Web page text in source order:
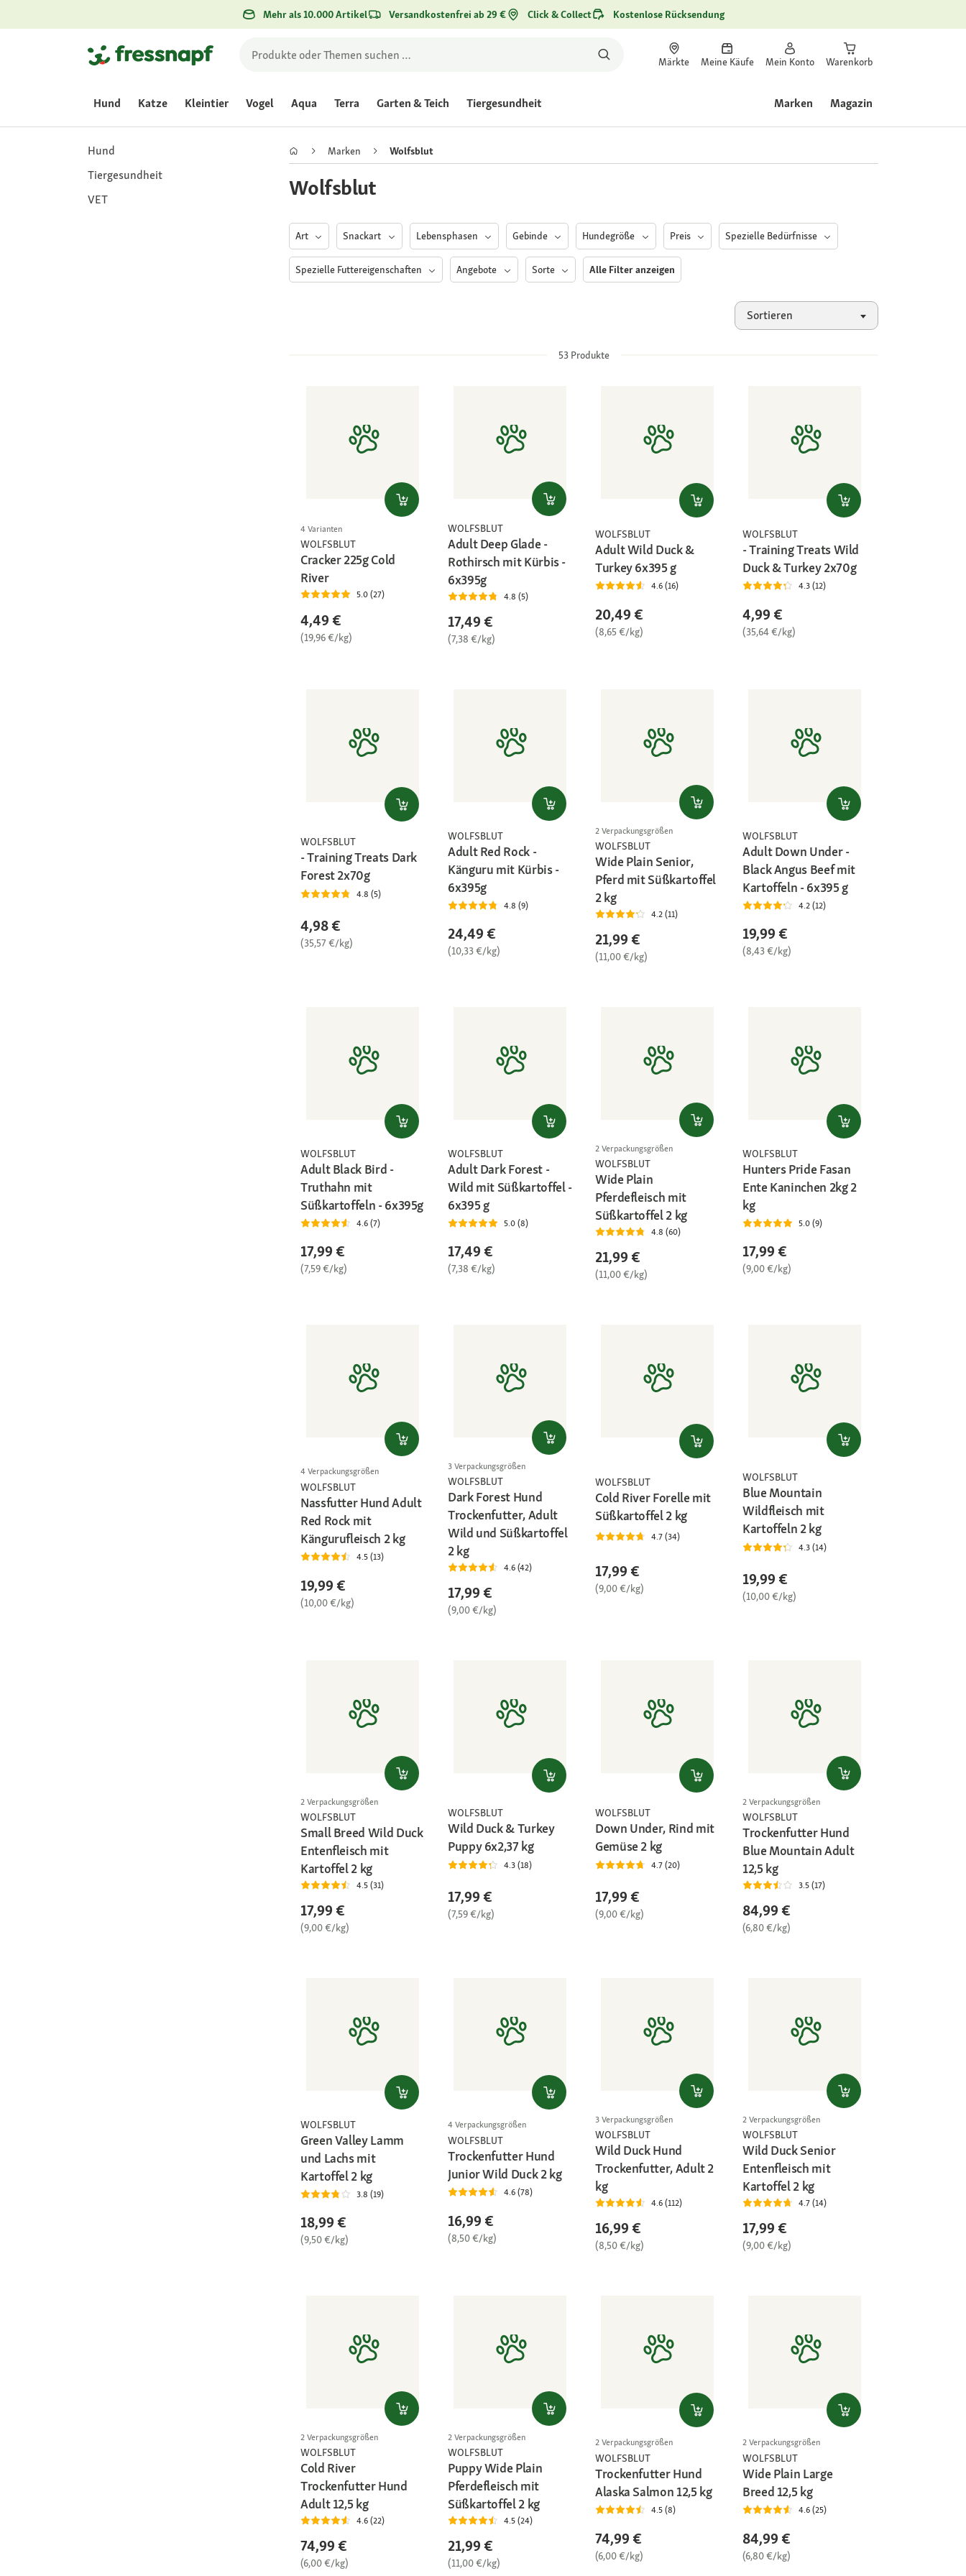
Mehr als 10.000 Artikel Versandkostenfrei ab 29 € Click & Collect Kostenlose Rücksendung
Märkte Meine Käufe Mein Konto Warenkorb
Hund Katze Kleintier Vogel Aqua Terra Garten & Teich Tiergesundheit Marken Magazin
Hund
Tiergesundheit
VET
Marken Wolfsblut
Wolfsblut
Art Snackart Lebensphasen Gebinde Hundegröße Preis Spezielle Bedürfnisse
Spezielle Futtereigenschaften Angebote Sorte Alle Filter anzeigen
Sortieren
53Produkte
4 Varianten
WOLFSBLUT
Cracker 225g Cold
River
5.0 (27)
4,49 €
(19,96 €/kg)
WOLFSBLUT
Adult Deep Glade -
Rothirsch mit Kürbis -
6x395g
4.8 (5)
17,49 €
(7,38 €/kg)
WOLFSBLUT
Adult Wild Duck &
Turkey 6x395 g
4.6 (16)
20,49 €
(8,65 €/kg)
WOLFSBLUT
- Training Treats Wild
Duck & Turkey 2x70g
4.3 (12)
4,99 €
(35,64 €/kg)
WOLFSBLUT
- Training Treats Dark
Forest 2x70g
4.8 (5)
4,98 €
(35,57 €/kg)
WOLFSBLUT
Adult Red Rock -
Känguru mit Kürbis -
6x395g
4.8 (9)
24,49 €
(10,33 €/kg)
2 Verpackungsgrößen
WOLFSBLUT
Wide Plain Senior,
Pferd mit Süßkartoffel
2 kg
4.2 (11)
21,99 €
(11,00 €/kg)
WOLFSBLUT
Adult Down Under -
Black Angus Beef mit
Kartoffeln - 6x395 g
4.2 (12)
19,99 €
(8,43 €/kg)
WOLFSBLUT
Adult Black Bird -
Truthahn mit
Süßkartoffeln - 6x395g
4.6 (7)
17,99 €
(7,59 €/kg)
WOLFSBLUT
Adult Dark Forest -
Wild mit Süßkartoffel -
6x395 g
5.0 (8)
17,49 €
(7,38 €/kg)
2 Verpackungsgrößen
WOLFSBLUT
Wide Plain
Pferdefleisch mit
Süßkartoffel 2 kg
4.8 (60)
21,99 €
(11,00 €/kg)
WOLFSBLUT
Hunters Pride Fasan
Ente Kaninchen 2kg 2
kg
5.0 (9)
17,99 €
(9,00 €/kg)
4 Verpackungsgrößen
WOLFSBLUT
Nassfutter Hund Adult
Red Rock mit
Kängurufleisch 2 kg
4.5 (13)
19,99 €
(10,00 €/kg)
3 Verpackungsgrößen
WOLFSBLUT
Dark Forest Hund
Trockenfutter, Adult
Wild und Süßkartoffel
2 kg
4.6 (42)
17,99 €
(9,00 €/kg)
WOLFSBLUT
Cold River Forelle mit
Süßkartoffel 2 kg
4.7 (34)
17,99 €
(9,00 €/kg)
WOLFSBLUT
Blue Mountain
Wildfleisch mit
Kartoffeln 2 kg
4.3 (14)
19,99 €
(10,00 €/kg)
2 Verpackungsgrößen
WOLFSBLUT
Small Breed Wild Duck
Entenfleisch mit
Kartoffel 2 kg
4.5 (31)
17,99 €
(9,00 €/kg)
WOLFSBLUT
Wild Duck & Turkey
Puppy 6x2,37 kg
4.3 (18)
17,99 €
(7,59 €/kg)
WOLFSBLUT
Down Under, Rind mit
Gemüse 2 kg
4.7 (20)
17,99 €
(9,00 €/kg)
2 Verpackungsgrößen
WOLFSBLUT
Trockenfutter Hund
Blue Mountain Adult
12,5 kg
3.5 (17)
84,99 €
(6,80 €/kg)
WOLFSBLUT
Green Valley Lamm
und Lachs mit
Kartoffel 2 kg
3.8 (19)
18,99 €
(9,50 €/kg)
4 Verpackungsgrößen
WOLFSBLUT
Trockenfutter Hund
Junior Wild Duck 2 kg
4.6 (78)
16,99 €
(8,50 €/kg)
3 Verpackungsgrößen
WOLFSBLUT
Wild Duck Hund
Trockenfutter, Adult 2
kg
4.6 (112)
16,99 €
(8,50 €/kg)
2 Verpackungsgrößen
WOLFSBLUT
Wild Duck Senior
Entenfleisch mit
Kartoffel 2 kg
4.7 (14)
17,99 €
(9,00 €/kg)
2 Verpackungsgrößen
WOLFSBLUT
Cold River
Trockenfutter Hund
Adult 12,5 kg
4.6 (22)
74,99 €
(6,00 €/kg)
2 Verpackungsgrößen
WOLFSBLUT
Puppy Wide Plain
Pferdefleisch mit
Süßkartoffel 2 kg
4.5 (24)
21,99 €
(11,00 €/kg)
2 Verpackungsgrößen
WOLFSBLUT
Trockenfutter Hund
Alaska Salmon 12,5 kg
4.5 (8)
74,99 €
(6,00 €/kg)
2 Verpackungsgrößen
WOLFSBLUT
Wide Plain Large
Breed 12,5 kg
4.6 (25)
84,99 €
(6,80 €/kg)